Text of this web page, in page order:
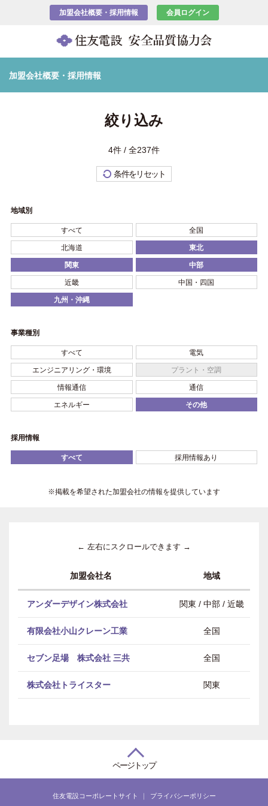
加盟会社概要・採用情報 会員ログイン
加盟会社概要・採用情報
絞り込み
4件 / 全237件
条件をリセット
地域別
すべて 全国
北海道 東北
関東 中部
近畿 中国・四国
九州・沖縄
事業種別
すべて 電気
エンジニアリング・環境 プラント・空調
情報通信 通信
エネルギー その他
採用情報
すべて 採用情報あり
※掲載を希望された加盟会社の情報を提供しています
← 左右にスクロールできます →
加盟会社名 地域
アンダーデザイン株式会社 関東 / 中部 / 近畿
有限会社小山クレーン工業 全国
セブン足場 株式会社 三共 全国
株式会社トライスター 関東
ページトップ
住友電設コーポレートサイト プライバシーポリシー